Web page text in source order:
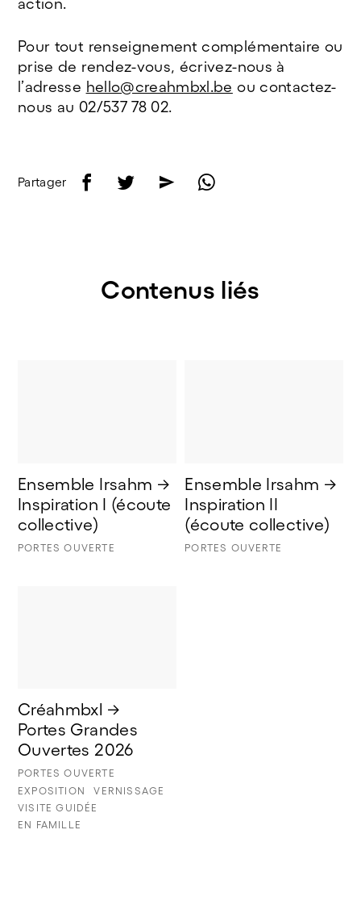
Pour tout renseignement complémentaire ou
prise de rendez-vous, écrivez-nous à
l’adresse hello@creahmbxl.be ou contactez-
nous au 02/537 78 02.
Partager f t e w
Contenus liés
Ensemble Irsahm →
Inspiration I (écoute
collective)
PORTES OUVERTE
Ensemble Irsahm →
Inspiration II
(écoute collective)
PORTES OUVERTE
Créahmbxl →
Portes Grandes
Ouvertes 2026
PORTES OUVERTE
EXPOSITION
VERNISSAGE
VISITE GUIDÉE
EN FAMILLE